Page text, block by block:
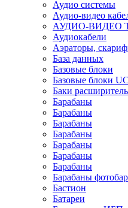
Аудио системы
Аудио-видео
АУДИО-ВИДЕО
Аудиокабели
Аэраторы,
База данных
Базовые блоки
Базовые блоки UC
Баки
Барабаны
Барабаны
Барабаны
Барабаны
Барабаны
Барабаны
Барабаны
Барабаны
Бастион
Батареи